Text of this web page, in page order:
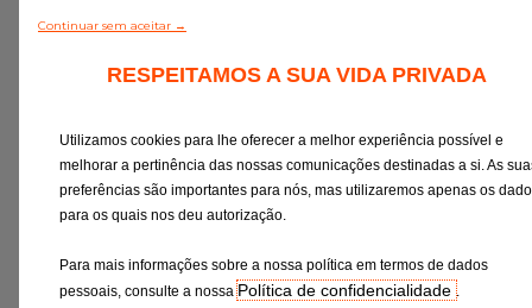
Mudança de óleo
funcionamento ideal do motor
essenciais e a
de desgaste
preconizações
Continuar sem aceitar →
RESPEITAMOS A SUA VIDA PRIVADA
Utilizamos cookies para lhe oferecer a melhor experiência possível e
melhorar a pertinência das nossas comunicações destinadas a si. As
preferências são importantes para nós, mas utilizaremos apenas os
para os quais nos deu autorização.
Para mais informações sobre a nossa política em termos de dados
pessoais, consulte a nossaPolítica de confidencialidade .